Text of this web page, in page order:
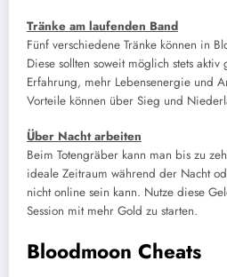
Tränke am laufenden Band
Fünf verschiedene Tränke können in
Diese sollten soweit möglich stets aktiv
Erfahrung, mehr Lebensenergie und
Vorteile können über Sieg und
Über Nacht arbeiten
Beim Totengräber kann man bis zu
ideale Zeitraum während der Nacht
nicht online sein kann. Nutze diese
Session mit mehr Gold zu starten.
Bloodmoon Cheats